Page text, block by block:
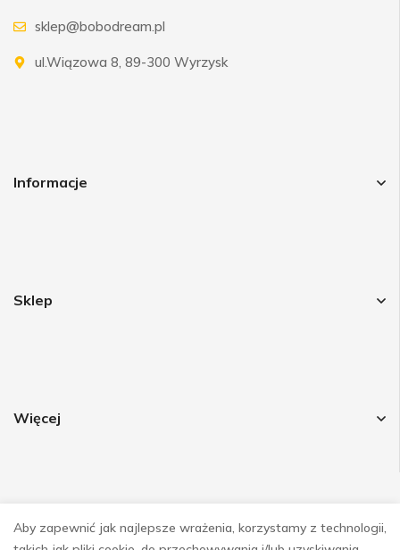
sklep@bobodream.pl
ul.Wiązowa 8, 89-300 Wyrzysk
Informacje
Sklep
Więcej
Obsrwuj nas
Aby zapewnić jak najlepsze wrażenia, korzystamy z technologii,